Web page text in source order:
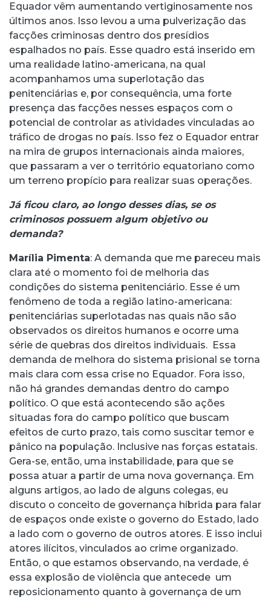
Equador vêm aumentando vertiginosamente nos
últimos anos. Isso levou a uma pulverização das
facções criminosas dentro dos presídios
espalhados no país. Esse quadro está inserido em
uma realidade latino-americana, na qual
acompanhamos uma superlotação das
penitenciárias e, por consequência, uma forte
presença das facções nesses espaços com o
potencial de controlar as atividades vinculadas ao
tráfico de drogas no país. Isso fez o Equador entrar
na mira de grupos internacionais ainda maiores,
que passaram a ver o território equatoriano como
um terreno propício para realizar suas operações.
Já ficou claro, ao longo desses dias, se os
criminosos possuem algum objetivo ou
demanda?
Marília Pimenta: A demanda que me pareceu mais
clara até o momento foi de melhoria das
condições do sistema penitenciário. Esse é um
fenômeno de toda a região latino-americana:
penitenciárias superlotadas nas quais não são
observados os direitos humanos e ocorre uma
série de quebras dos direitos individuais. Essa
demanda de melhora do sistema prisional se torna
mais clara com essa crise no Equador. Fora isso,
não há grandes demandas dentro do campo
político. O que está acontecendo são ações
situadas fora do campo político que buscam
efeitos de curto prazo, tais como suscitar temor e
pânico na população. Inclusive nas forças estatais.
Gera-se, então, uma instabilidade, para que se
possa atuar a partir de uma nova governança. Em
alguns artigos, ao lado de alguns colegas, eu
discuto o conceito de governança híbrida para falar
de espaços onde existe o governo do Estado, lado
a lado com o governo de outros atores. E isso inclui
atores ilícitos, vinculados ao crime organizado.
Então, o que estamos observando, na verdade, é
essa explosão de violência que antecede um
reposicionamento quanto à governança de um